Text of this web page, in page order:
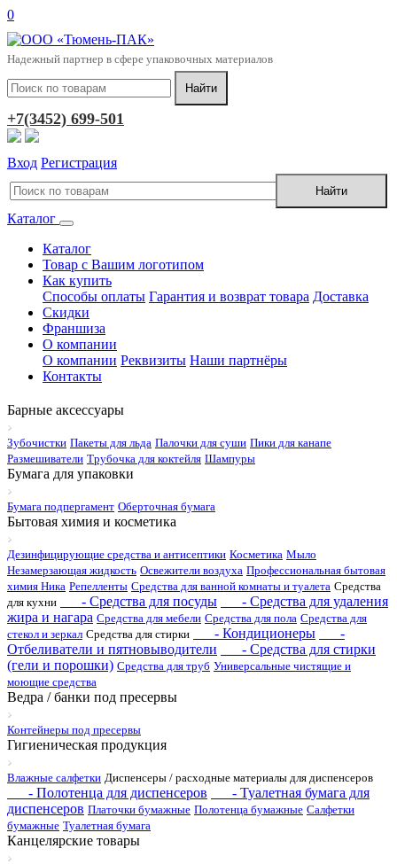
0
Надежный партнер в сфере упаковочных материалов
+7(3452) 699-501
Вход Регистрация
Каталог
Каталог
Товар с Вашим логотипом
Как купить
Способы оплаты Гарантия и возврат товара Доставка
Скидки
Франшиза
О компании
О компании Реквизиты Наши партнёры
Контакты
Барные аксессуары
Зубочистки Пакеты для льда Палочки для суши Пики для канапе
Размешиватели Трубочка для коктейля Шампуры
Бумага для упаковки
Бумага подпергамент Оберточная бумага
Бытовая химия и косметика
Дезинфицирующие средства и антисептики Косметика Мыло
Незамерзающая жидкость Освежители воздуха Профессиональная бытовая
химия Ника Репелленты Средства для ванной комнаты и туалета Средства
для кухни
- Средства для посуды
- Средства для удаления
жира и нагара Средства для мебели Средства для пола Средства для
стекол и зеркал Средства для стирки - Кондиционеры
-
Отбеливатели и пятновыводители
- Средства для стирки
(гели и порошки) Средства для труб Универсальные чистящие и
моющие средства
Ведра / банки под пресервы
Контейнеры под пресервы
Гигиеническая продукция
Влажные салфетки Диспенсеры / расходные материалы для диспенсеров
- Полотенца для диспенсеров
- Туалетная бумага для
диспенсеров Платочки бумажные Полотенца бумажные Салфетки
бумажные Туалетная бумага
Канцелярские товары